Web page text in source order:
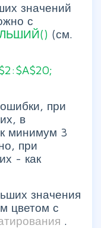
значений
с
(см.
при
в
минимум 3
при
- как
значения
цветом с
.